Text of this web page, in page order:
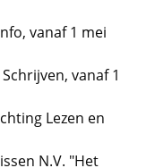
vanaf 1 mei
vanaf 1
Lezen en
N.V. "Het